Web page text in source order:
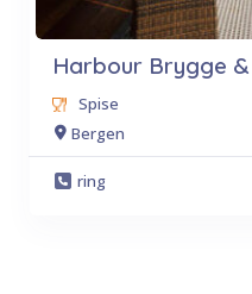
Harbour Brygge
Spise
Bergen
ring